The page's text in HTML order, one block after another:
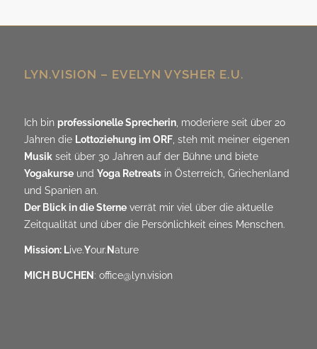
LYN.VISION – EVELYN VYSHER E.U.
Ich bin professionelle Sprecherin, moderiere seit über 20
Jahren die Lottoziehung im ORF, steh mit meiner eigenen
Musikseit über 30 Jahren auf der Bühne und biete
Yogakurseund Yoga Retreatsin Österreich, Griechenland
und Spanien an.
Der Blick in die Sterneverrät mir viel über die aktuelle
Zeitqualität und über die Persönlichkeit eines Menschen.
Mission: Live.Your. Nature
MICH BUCHEN : office@lyn.vision